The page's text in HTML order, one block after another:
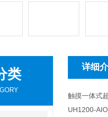
类 详细
触摸一体式
UH1200-